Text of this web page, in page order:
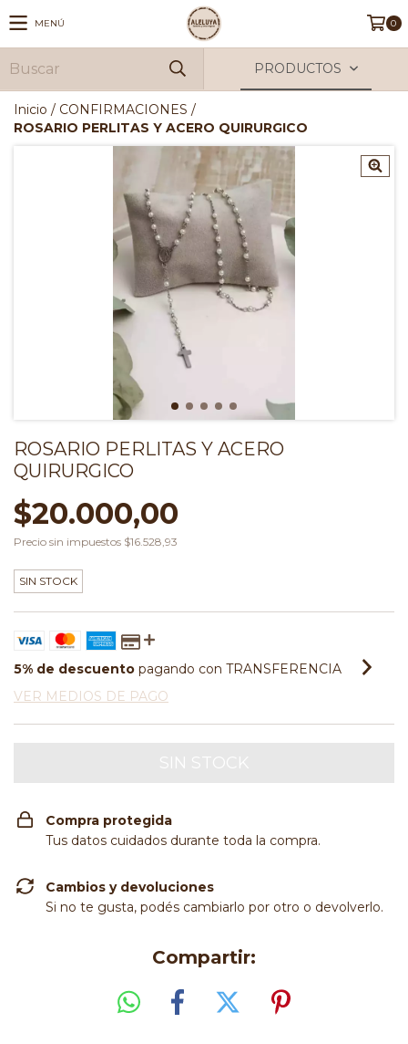
MENÚ 0
PRODUCTOS
Inicio / CONFIRMACIONES /
ROSARIO PERLITAS Y ACERO QUIRURGICO
ROSARIO PERLITAS Y ACERO
QUIRURGICO
$20.000,00
Precio sin impuestos $16.528,93
SIN STOCK
5% de descuento pagando con TRANSFERENCIA
VER MEDIOS DE PAGO
Compra protegida
Tus datos cuidados durante toda la compra.
Cambios y devoluciones
Si no te gusta, podés cambiarlo por otro o devolverlo.
Compartir: